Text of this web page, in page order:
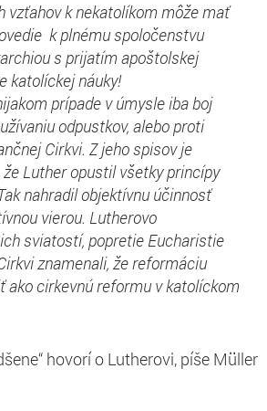
vzťahov k nekatolíkom môže mať
k plnému spoločenstvu
s prijatím apoštolskej
katolíckej náuky!
prípade v úmysle iba boj
odpustkov, alebo proti
Cirkvi. Z jeho spisov je
Luther opustil všetky princípy
nahradil objektívnu účinnosť
vierou. Lutherovo
sviatostí, popretie Eucharistie
znamenali, že reformáciu
ako cirkevnú reformu v katolíckom
hovorí o Lutherovi, píše Müller